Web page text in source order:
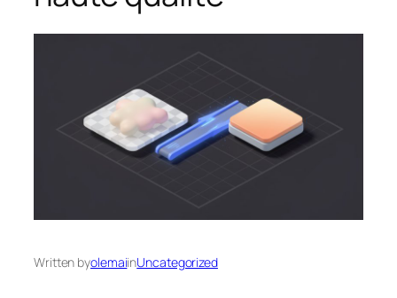
Written byolemaiinUncategorized